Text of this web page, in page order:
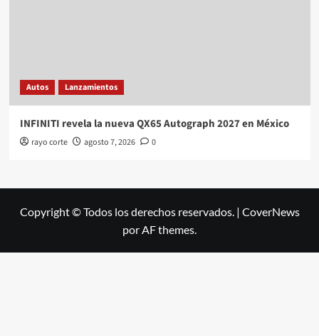
Autos Lanzamientos
INFINITI revela la nueva QX65 Autograph 2027 en México
rayo corte agosto 7, 2026 0
Copyright © Todos los derechos reservados. | CoverNews
por AF themes.